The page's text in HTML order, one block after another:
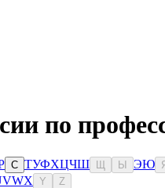
по
С ТУФХЦЧШ Ы ЭЮ
VWX Y Z